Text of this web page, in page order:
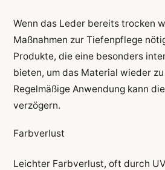
Wenn das Leder bereits trocken
Maßnahmen zur Tiefenpflege
Produkte, die eine besonders
bieten, um das Material wieder
Regelmäßige Anwendung kann
verzögern.
Farbverlust
Leichter Farbverlust, oft durch